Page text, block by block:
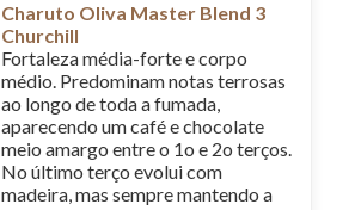
Charuto Oliva Master Blend 3
Churchill
Fortaleza média-forte e corpo
médio. Predominam notas terrosas
ao longo de toda a fumada,
aparecendo um café e chocolate
meio amargo entre o 1o e 2o terços.
No último terço evolui com
madeira, mas sempre mantendo a